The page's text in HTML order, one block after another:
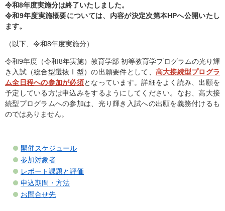
令和8年度実施分は終了いたしました。
令和9年度実施概要については、内容が決定次第本HPへ公開いたし
ます。
（以下、令和8年度実施分）
令和9年度（令和8年実施）教育学部 初等教育学プログラムの光り輝
き入試（総合型選抜Ⅰ型）の出願要件として、 高大接続型プログラ
ム全日程への参加が必須となっています。詳細をよく読み、出願を
予定している方は申込みをするようにしてください。なお、高大接
続型プログラムへの参加は、光り輝き入試への出願を義務付けるも
のではありません。
開催スケジュール
参加対象者
レポート課題と評価
申込期間・方法
お問合せ先